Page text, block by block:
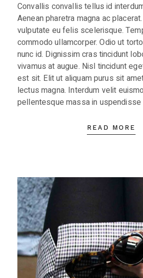
Convallis convallis tellus id
Aenean pharetra magna ac
vulputate eu felis scelerisque.
commodo ullamcorper. Odio ut
nunc id. Dignissim cras tincidunt
vivamus at augue. Nisl tincidunt
est sit. Elit ut aliquam purus sit
lectus magna. Interdum velit
pellentesque massa in uspendisse
READ MORE